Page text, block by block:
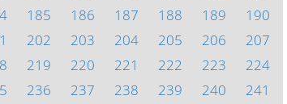
185 186 187 188 189
190
202 203 204 205 206
207
219 220 221 222 223
224
236 237 238 239 240 241